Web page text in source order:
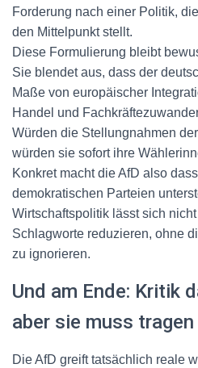
Forderung nach einer Politik,
den Mittelpunkt stellt.
Diese Formulierung bleibt
Sie blendet aus, dass der
Maße von europäischer
Handel und
Würden die Stellungnahmen
würden sie sofort ihre
Konkret macht die AfD also
demokratischen Parteien
Wirtschaftspolitik lässt sich
Schlagworte reduzieren, ohne
zu ignorieren.
Und am Ende: Kritik
aber sie muss tragen
Die AfD greift tatsächlich reale